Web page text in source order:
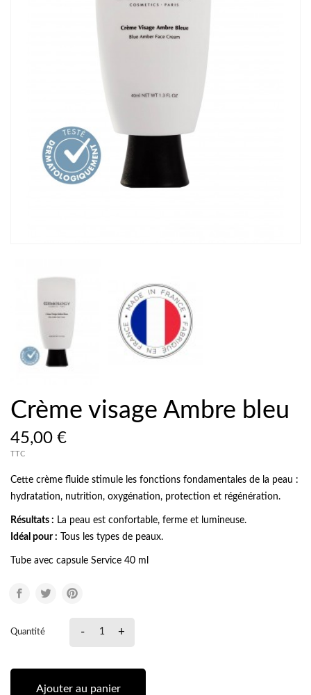
Crème visage Ambre bleu
45,00 €
TTC
Cette crème fluide stimule les fonctions fondamentales de la peau :
hydratation, nutrition, oxygénation, protection et régénération.
Résultats : La peau est confortable, ferme et lumineuse.
Idéal pour : Tous les types de peaux.
Tube avec capsule Service 40 ml
Quantité - +
Ajouter au panier